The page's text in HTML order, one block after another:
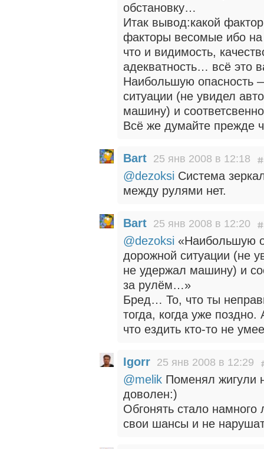
обстановку…
Итак вывод:какой
факторы весомые ибо
что и видимость,
адекватность… всё это
Наибольшую опасность
ситуации (не увидел
машину) и
Всё же думайте прежде
Bart 25 янв 2008 в 12:18
@dezoksi Система
между рулями нет.
Bart 25 янв 2008 в 12:20
@dezoksi «Наибольшую
дорожной ситуации (не
не удержал машину) и
за рулём…»
Бред… То, что ты
тогда, когда уже поздно.
что ездить кто-то не
Igorr 25 янв 2008 в 12:29
@melik Поменял жигули
доволен:)
Обгонять стало намного
свои шансы и не